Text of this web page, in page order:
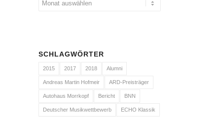
SCHLAGWÖRTER
2015 2017 2018 Alumni
Andreas Martin Hofmeir ARD-Preisträger
Autohaus Morrkopf Bericht BNN
Deutscher Musikwettbewerb ECHO Klassik